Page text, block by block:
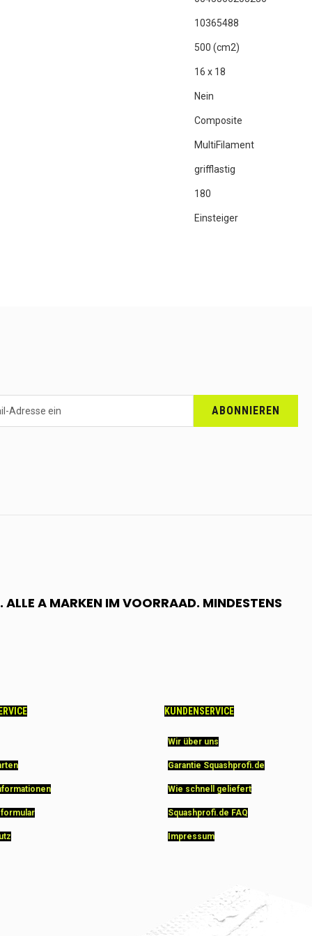
10365488
500 (cm2)
16 x 18
Nein
Composite
MultiFilament
grifflastig
180
Einsteiger
ABONNIEREN
A MARKEN IM VOORRAAD. MINDESTENS
KUNDENSERVICE
Wir über uns
Garantie Squashprofi.de
Wie schnell geliefert
Squashprofi.de FAQ
Impressum